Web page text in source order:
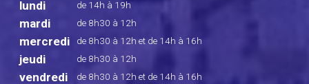
lundi de 14h à 19h
mardi de 8h30 à 12h
mercredi de 8h30 à 12h et de 14h à 16h
jeudi de 8h30 à 12h
vendredi de 8h30 à 12h et de 14h à 16h